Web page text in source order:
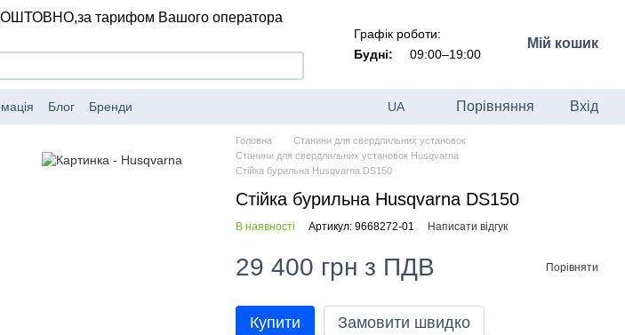
за тарифом Вашого оператора
Графік роботи:
Будні:
09:00–19:00
Мій кошик
Блог Бренди UA Порівняння Вхід
Головна
Станини для свердлильних установок
Станини для свердлильних установок Husqvarna
Стійка бурильна Husqvarna DS150
Стійка бурильна Husqvarna DS150
В наявності Артикул: 9668272-01 Написати відгук
29 400 грн з ПДВ Порівняти
Купити Замовити швидко